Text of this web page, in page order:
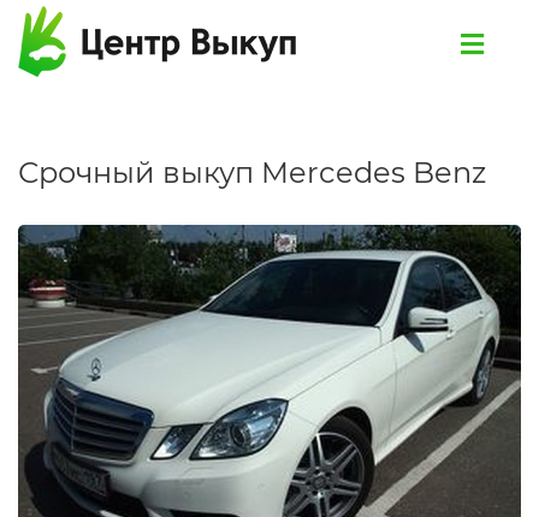
Срочный выкуп Mercedes Benz